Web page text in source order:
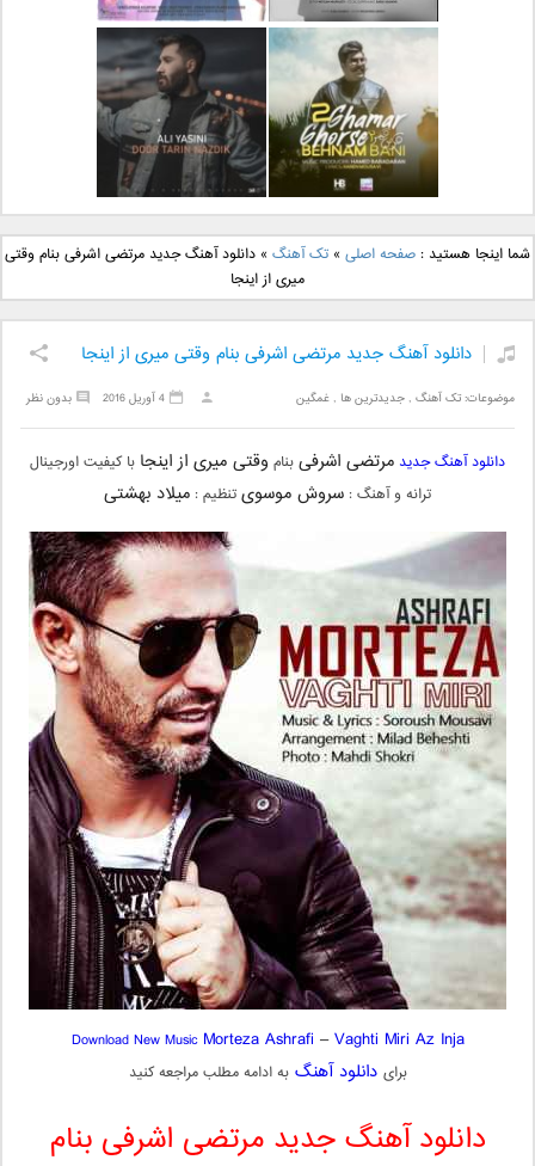
دانلود آهنگ جدید مهدی
یراحی بنام اسرار
دانلود آهنگ جدید فرزاد
فرزین بنام آتیش
دانلود آهنگ جدید بهنام
بانی بنام قرص قمر 2
دانلود آهنگ جدید علی
یاسینی بنام دورترین نزدیک
شما اینجا هستید :صفحه اصلی »تک آهنگ »دانلود آهنگ جدید مرتضی اشرفی بنام وقتی
میری از اینجا
دانلود آهنگ جدید مرتضی اشرفی بنام وقتی میری از اینجا
موضوعات:تک آهنگ ,جدیدترین ها ,غمگین بدون نظر 4 آوریل 2016
دانلود آهنگ جدید مرتضی اشرفیبنام وقتی میری از اینجا با کیفیت اورجینال
ترانه و آهنگ : سروش موسویتنظیم : میلاد بهشتی
Download New Music Morteza Ashrafi –Vaghti Miri Az Inja
برای دانلود آهنگ به ادامه مطلب مراجعه کنید
دانلود آهنگ جدید مرتضی اشرفی بنام